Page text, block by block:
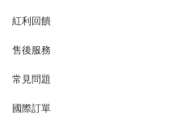
紅利回饋
售後服務
常見問題
國際訂單